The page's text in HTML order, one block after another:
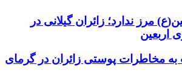
مرز ندارد؛ زائران گیلانی در
اربعین
مخاطرات پوستی زائران در گرمای